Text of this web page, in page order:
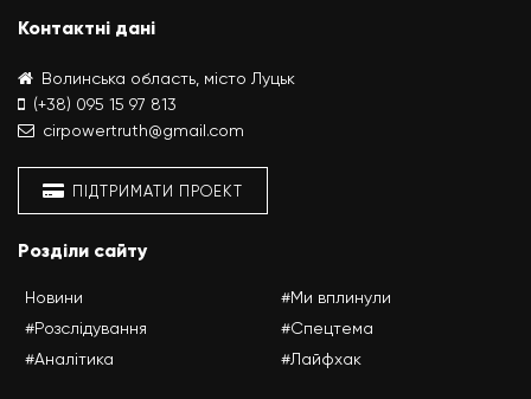
Контактні дані
Волинська область, місто Луцьк
(+38) 095 15 97 813
cirpowertruth@gmail.com
ПІДТРИМАТИ ПРОЕКТ
Розділи сайту
Новини
#Розслідування
#Аналітика
#Ми вплинули
#Спецтема
#Лайфхак